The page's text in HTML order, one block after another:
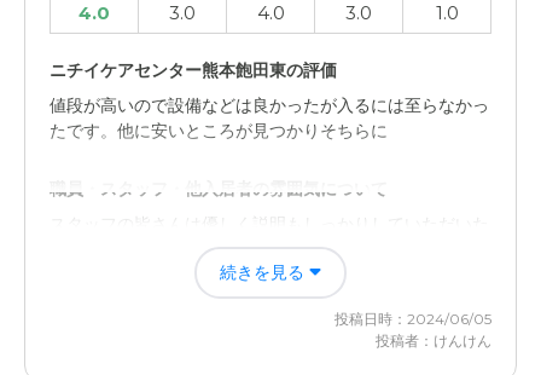
4.0 3.0 4.0 3.0 1.0
ニチイケアセンター熊本飽田東の評価
値段が高いので設備などは良かったが入るには至らなかっ
たです。他に安いところが見つかりそちらに
職員・スタッフ・他入居者の雰囲気について
スタッフの皆さんは優しく説明もしっかりしていただいた
記憶があります。ただご縁がありません
綺麗でしたがあまり覚えていません。何年も前だったの
続きを見る
投稿日時：2024/06/05
投稿者：けんけん